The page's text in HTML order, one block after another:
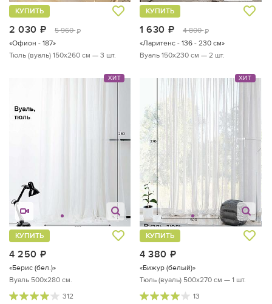
2 030 руб.
5 960 руб.
КУПИТЬ
«Офион - 187»
Тюль (вуаль) 150х260 см — 3 шт.
1 630 руб.
4 800 руб.
КУПИТЬ
«Ларитенс - 136 - 230 см»
Вуаль 150х230 см — 2 шт.
ХИТ
4 250
КУПИТЬ
«Берис (бел.)»
Вуаль 500х280 см.
312
ХИТ
4 380
КУПИТЬ
«Бижур (белый)»
Тюль (вуаль) 500х270 см — 1 шт.
13